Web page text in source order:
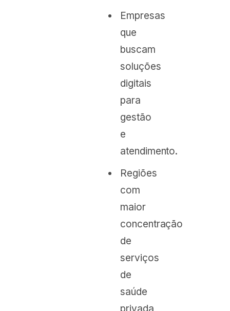
Empresas
que
buscam
soluções
digitais
para
gestão
e
atendimento.
Regiões
com
maior
concentração
de
serviços
de
saúde
privada